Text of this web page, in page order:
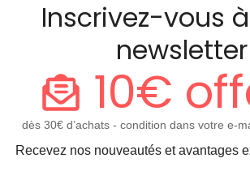
Inscrivez-vous
newsletter
10€
dès 30€ d’achats - condition dans votre e-
Recevez nos nouveautés et avantages